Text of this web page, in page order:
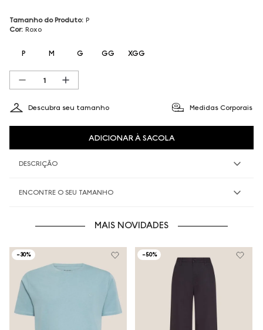
Tamanho do Produto: P
Cor: Roxo
P M G GG XGG
Descubra seu tamanho Medidas Corporais
ADICIONAR À SACOLA
DESCRIÇÃO
ENCONTRE O SEU TAMANHO
MAIS NOVIDADES
-30% -50%